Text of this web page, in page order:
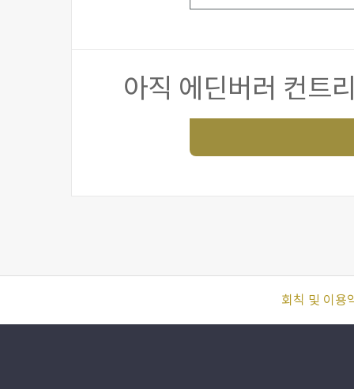
아직 에딘버러 컨트
회칙 및 이용